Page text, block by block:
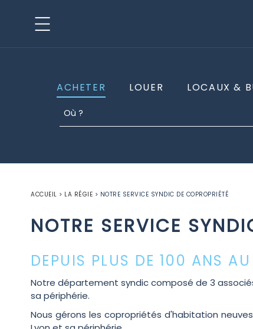
ACHETER LOUER LOCAUX &
ACCUEIL > LA RÉGIE > NOTRE SERVICE SYNDIC DE COPROPRIÉTÉ
NOTRE SERVICE
DEPUIS PLUS DE 100 ANS
Notre département syndic composé de 3
sa périphérie.
Nous gérons les copropriétés d'habitation